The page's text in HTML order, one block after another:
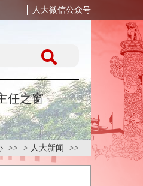
人大微信公众号
任之窗
> 人大新闻